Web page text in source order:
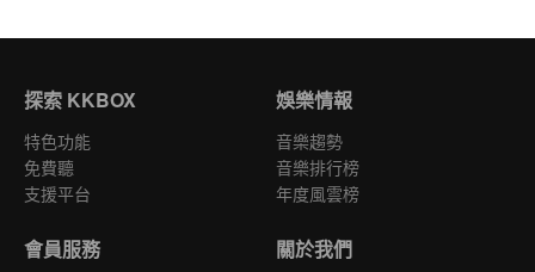
探索 KKBOX
特色功能
免費聽
支援平台
娛樂情報
音樂趨勢
音樂排行榜
年度風雲榜
會員服務 關於我們